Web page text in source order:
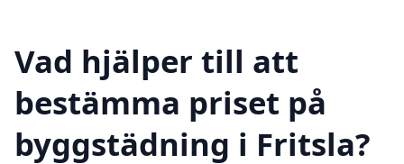
Vad hjälper till att
bestämma priset på
byggstädning i Fritsla?